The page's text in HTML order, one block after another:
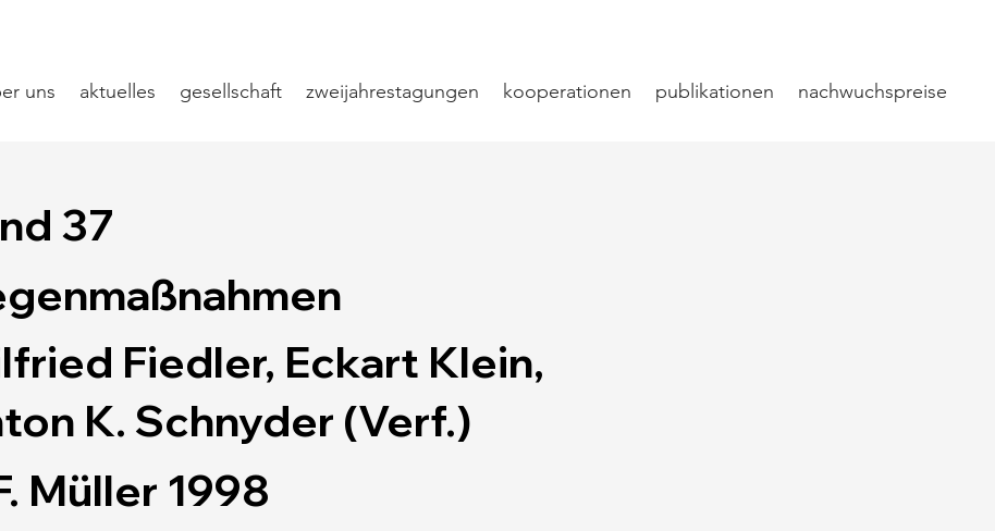
uns aktuelles gesellschaft zweijahrestagungen kooperationen publikationen nachwuchspreise
37
Fiedler, Eckart Klein,
K. Schnyder (Verf.)
Müller 1998